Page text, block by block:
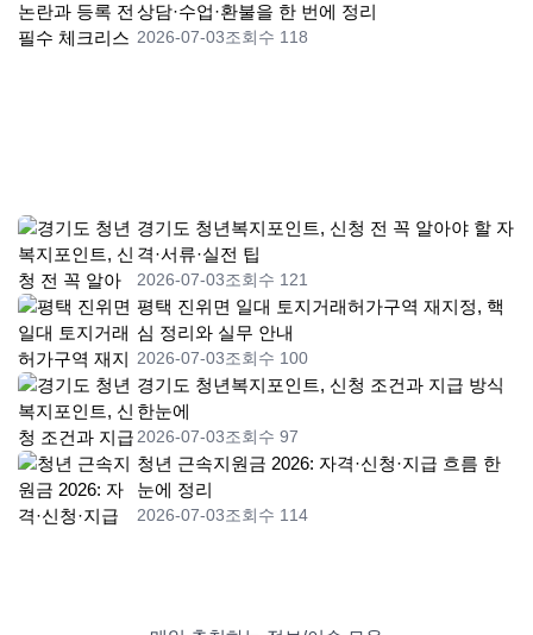
상담·수업·환불을 한 번에 정리
2026-07-03조회수 118
경기도 청년복지포인트, 신청 전 꼭 알아야 할 자
격·서류·실전 팁
2026-07-03조회수 121
평택 진위면 일대 토지거래허가구역 재지정, 핵
심 정리와 실무 안내
2026-07-03조회수 100
경기도 청년복지포인트, 신청 조건과 지급 방식
한눈에
2026-07-03조회수 97
청년 근속지원금 2026: 자격·신청·지급 흐름 한
눈에 정리
2026-07-03조회수 114